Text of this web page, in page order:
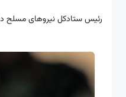
رئیس ستادکل نیروهای مسلح در